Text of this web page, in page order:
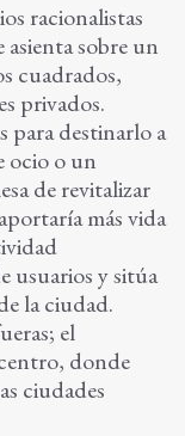
racionalistas
asienta sobre un
cuadrados,
privados.
para destinarlo a
ocio o un
de revitalizar
más vida
usuarios y sitúa
la ciudad.
el
donde
ciudades